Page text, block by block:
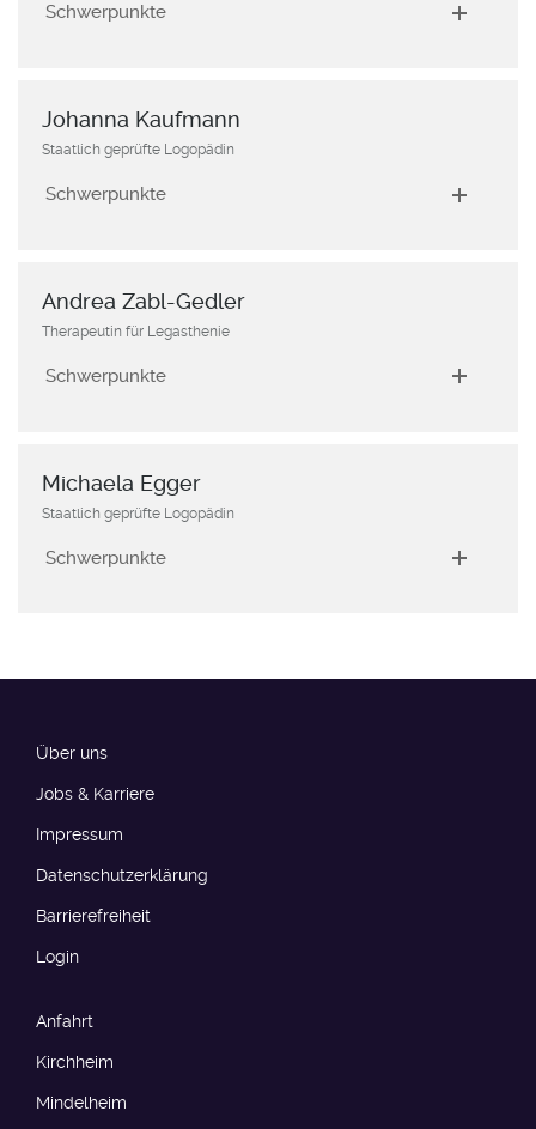
Schwerpunkte
Johanna Kaufmann
Staatlich geprüfte Logopädin
Schwerpunkte
Andrea Zabl-Gedler
Therapeutin für Legasthenie
Schwerpunkte
Michaela Egger
Staatlich geprüfte Logopädin
Schwerpunkte
Über uns
Jobs & Karriere
Impressum
Datenschutzerklärung
Barrierefreiheit​​​
Login
Anfahrt
Kirchheim
Mindelheim